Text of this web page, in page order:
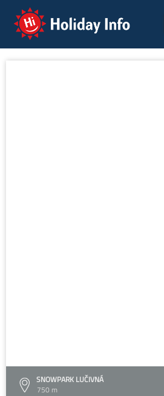
Holiday Info
SNOWPARK LUČIVNÁ
750 m